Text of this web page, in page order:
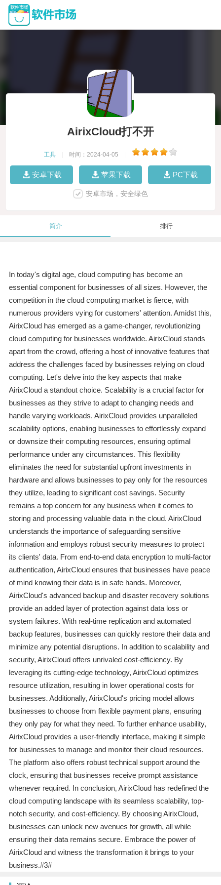
AirixCloud打不开
工具 时间：2024-04-05
安卓下载 苹果下载 PC下载
安卓市场，安全绿色
简介 排行
In today's digital age, cloud computing has become an
essential component for businesses of all sizes. However, the
competition in the cloud computing market is fierce, with
numerous providers vying for customers' attention. Amidst this,
AirixCloud has emerged as a game-changer, revolutionizing
cloud computing for businesses worldwide. AirixCloud stands
apart from the crowd, offering a host of innovative features that
address the challenges faced by businesses relying on cloud
computing. Let's delve into the key aspects that make
AirixCloud a standout choice. Scalability is a crucial factor for
businesses as they strive to adapt to changing needs and
handle varying workloads. AirixCloud provides unparalleled
scalability options, enabling businesses to effortlessly expand
or downsize their computing resources, ensuring optimal
performance under any circumstances. This flexibility
eliminates the need for substantial upfront investments in
hardware and allows businesses to pay only for the resources
they utilize, leading to significant cost savings. Security
remains a top concern for any business when it comes to
storing and processing valuable data in the cloud. AirixCloud
understands the importance of safeguarding sensitive
information and employs robust security measures to protect
its clients' data. From end-to-end data encryption to multi-factor
authentication, AirixCloud ensures that businesses have peace
of mind knowing their data is in safe hands. Moreover,
AirixCloud's advanced backup and disaster recovery solutions
provide an added layer of protection against data loss or
system failures. With real-time replication and automated
backup features, businesses can quickly restore their data and
minimize any potential disruptions. In addition to scalability and
security, AirixCloud offers unrivaled cost-efficiency. By
leveraging its cutting-edge technology, AirixCloud optimizes
resource utilization, resulting in lower operational costs for
businesses. Additionally, AirixCloud's pricing model allows
businesses to choose from flexible payment plans, ensuring
they only pay for what they need. To further enhance usability,
AirixCloud provides a user-friendly interface, making it simple
for businesses to manage and monitor their cloud resources.
The platform also offers robust technical support around the
clock, ensuring that businesses receive prompt assistance
whenever required. In conclusion, AirixCloud has redefined the
cloud computing landscape with its seamless scalability, top-
notch security, and cost-efficiency. By choosing AirixCloud,
businesses can unlock new avenues for growth, all while
ensuring their data remains secure. Embrace the power of
AirixCloud and witness the transformation it brings to your
business.#3#